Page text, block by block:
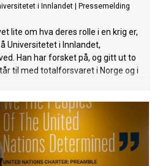
i Innlandet Pressemelding
lite om hva deres rolle i en krig er,
Universitetet i Innlandet,
Han har forsket på, og gitt ut to
til med totalforsvaret i Norge og i